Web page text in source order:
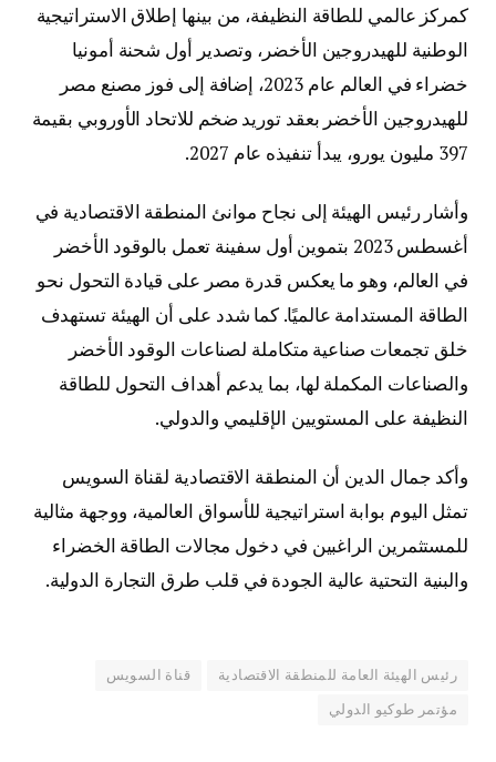
كمركز عالمي للطاقة النظيفة، من بينها إطلاق الاستراتيجية
الوطنية للهيدروجين الأخضر، وتصدير أول شحنة أمونيا
خضراء في العالم عام 2023، إضافة إلى فوز مصنع مصر
للهيدروجين الأخضر بعقد توريد ضخم للاتحاد الأوروبي بقيمة
397 مليون يورو، يبدأ تنفيذه عام 2027.
وأشار رئيس الهيئة إلى نجاح موانئ المنطقة الاقتصادية في
أغسطس 2023 بتموين أول سفينة تعمل بالوقود الأخضر
في العالم، وهو ما يعكس قدرة مصر على قيادة التحول نحو
الطاقة المستدامة عالميًا. كما شدد على أن الهيئة تستهدف
خلق تجمعات صناعية متكاملة لصناعات الوقود الأخضر
والصناعات المكملة لها، بما يدعم أهداف التحول للطاقة
النظيفة على المستويين الإقليمي والدولي.
وأكد جمال الدين أن المنطقة الاقتصادية لقناة السويس
تمثل اليوم بوابة استراتيجية للأسواق العالمية، ووجهة مثالية
للمستثمرين الراغبين في دخول مجالات الطاقة الخضراء
والبنية التحتية عالية الجودة في قلب طرق التجارة الدولية.
رئيس الهيئة العامة للمنطقة الاقتصادية قناة السويس
مؤتمر طوكيو الدولي